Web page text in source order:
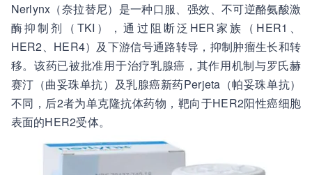
Nerlynx（奈拉替尼）是一种口服、强效、不可逆酪氨酸激
酶抑制剂（TKI），通过阻断泛HER家族（HER1、
HER2、HER4）及下游信号通路转导，抑制肿瘤生长和转
移。该药已被批准用于治疗乳腺癌，其作用机制与罗氏赫
赛汀（曲妥珠单抗）及乳腺癌新药Perjeta（帕妥珠单抗）
不同，后2者为单克隆抗体药物，靶向于HER2阳性癌细胞
表面的HER2受体。